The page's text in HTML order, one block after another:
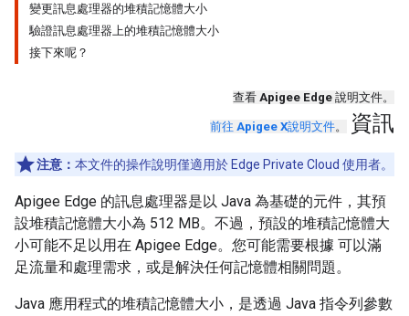
變更訊息處理器的堆積記憶體大小
驗證訊息處理器上的堆積記憶體大小
接下來呢？
查看 Apigee Edge 說明文件。
前往 Apigee X說明文件。 資訊
注意： 本文件的操作說明僅適用於 Edge Private Cloud 使用者。
Apigee Edge 的訊息處理器是以 Java 為基礎的元件，其預
設堆積記憶體大小為 512 MB。不過，預設的堆積記憶體大
小可能不足以用在 Apigee Edge。您可能需要根據 可以滿
足流量和處理需求，或是解決任何記憶體相關問題。
Java 應用程式的堆積記憶體大小，是透過 Java 指令列參數